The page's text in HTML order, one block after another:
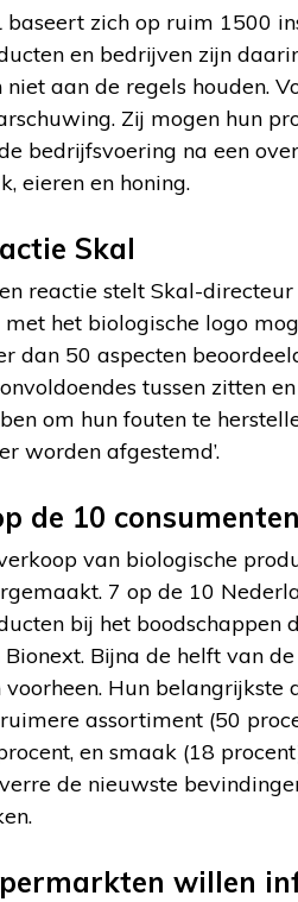
baseert zich op ruim 1500
en bedrijven zijn
niet aan de regels houden.
Zij mogen hun
bedrijfsvoering na een
eieren en honing.
Skal
reactie stelt Skal-
het biologische logo
dan 50 aspecten
tussen zitten
om hun fouten te
worden afgestemd’.
de 10
van biologische
7 op de 10
bij het boodschappen
Bionext. Bijna de helft van
voorheen. Hun
assortiment (50
en smaak (18
de nieuwste
willen